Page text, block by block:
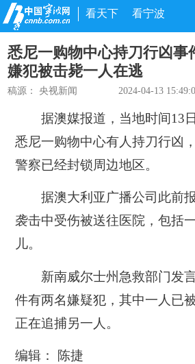
看天下 看宁波
悉尼一购物中心持刀行凶事
嫌犯被击毙一人在逃
稿源：央视新闻 2024-04-13
据澳媒报道，当地时间13日
悉尼一购物中心有人持刀行凶
警察已经封锁周边地区。
据澳大利亚广播公司此前报
袭击中受伤被送往医院，包括
儿。
新南威尔士州急救部门发言
件有两名嫌疑犯，其中一人已
正在追捕另一人。
编辑： 陈捷